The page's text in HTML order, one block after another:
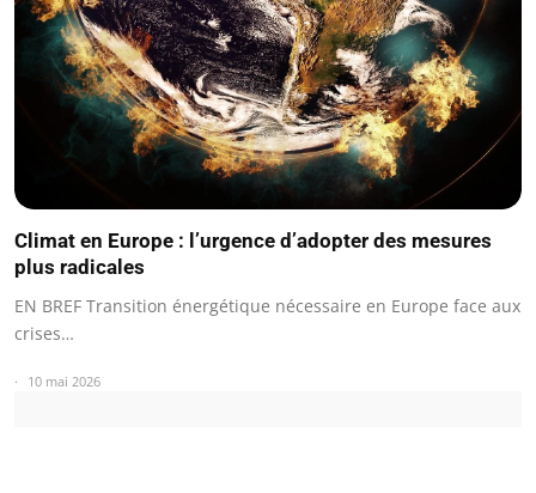
Climat en Europe : l’urgence d’adopter des mesures
plus radicales
EN BREF Transition énergétique nécessaire en Europe face aux
crises…
10 mai 2026